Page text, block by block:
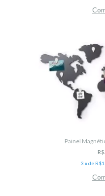
Painel
3 x de